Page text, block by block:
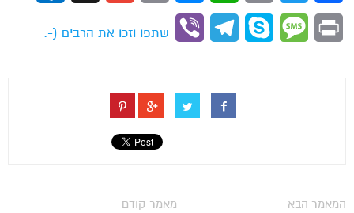
Print
Message
Skype
Telegram
Viber
שתפו וזכו את הרבים (-:
מאמר קודם
המאמר הבא